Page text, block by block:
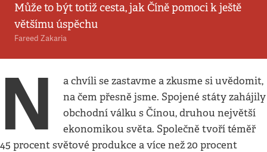
Může to být totiž cesta, jak Číně pomoci k ještě
většímu úspěchu
Fareed Zakaria
N
a chvíli se zastavme a zkusme si uvědomit,
na čem přesně jsme. Spojené státy zahájily
obchodní válku s Čínou, druhou největší
ekonomikou světa. Společně tvoří téměř
45 procent světové produkce a více než 20 procent